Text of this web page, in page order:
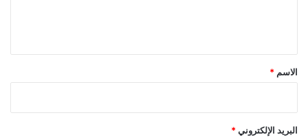
*
الاسم *
البريد الإلكتروني *